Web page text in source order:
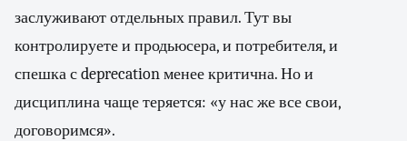
заслуживают отдельных правил. Тут вы
контролируете и продьюсера, и потребителя, и
спешка с deprecation менее критична. Но и
дисциплина чаще теряется: «у нас же все свои,
договоримся».